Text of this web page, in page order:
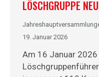
LÖSCHGRUPPE
19. Januar 2026
Am 16 Januar